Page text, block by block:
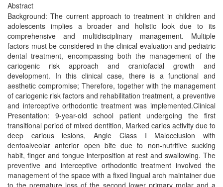
Abstract
Background: The current approach to treatment in children and
adolescents implies a broader and holistic look due to its
comprehensive and multidisciplinary management. Multiple
factors must be considered in the clinical evaluation and pediatric
dental treatment, encompassing both the management of the
cariogenic risk approach and craniofacial growth and
development. In this clinical case, there is a functional and
aesthetic compromise; Therefore, together with the management
of cariogenic risk factors and rehabilitation treatment, a preventive
and interceptive orthodontic treatment was implemented.Clinical
Presentation: 9-year-old school patient undergoing the first
transitional period of mixed dentition, Marked caries activity due to
deep carious lesions, Angle Class I Malocclusion with
dentoalveolar anterior open bite due to non-nutritive sucking
habit, finger and tongue interposition at rest and swallowing. The
preventive and interceptive orthodontic treatment involved the
management of the space with a fixed lingual arch maintainer due
to the premature loss of the second lower primary molar and a